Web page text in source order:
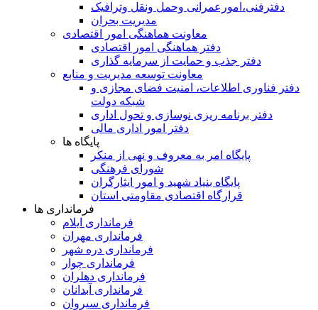
دفترفنی،امورعمرانی وحمل ونقل وترافيک
مدیریت بحران
معاونت هماهنگی امور اقتصادی
دفتر هماهنگی امور اقتصادی
دفتر جذب و حمایت از سرمایه گذاری
معاونت توسعه مدیریت و منابع
دفتر فناوری اطلاعات، امنیت فضای مجازی و
شبکه دولت
دفتر برنامه ریزی نوسازی و تحول اداری
دفتر امور اداری مالی
پایگاه ها
پایگاه امر به معروف و نهی از منکر
شورای فرهنگی
پایگاه بنیاد شهید و امور ایثارگران
قرارگاه اقتصادی مقاومتی استان
فرمانداری ها
فرمانداری ایلام
فرمانداری مهران
فرمانداری دره شهر
فرمانداری چوار
فرمانداری دهلران
فرمانداری آبدانان
فرمانداری سیروان